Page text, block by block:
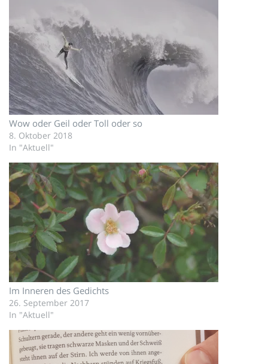
Wow oder Geil oder Toll oder so
8. Oktober 2018
In "Aktuell"
Im Inneren des Gedichts
26. September 2017
In "Aktuell"